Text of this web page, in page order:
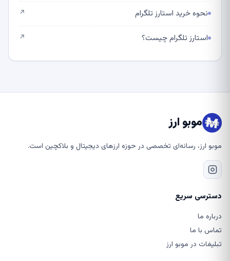
نحوه خرید استارز تلگرام ↗
استارز تلگرام چیست؟ ↗
موبو ارز
موبو ارز، رسانه‌ای تخصصی در حوزه ارزهای دیجیتال و بلاکچین است.
دسترسی سریع
درباره ما
تماس با ما
تبلیغات در موبو ارز